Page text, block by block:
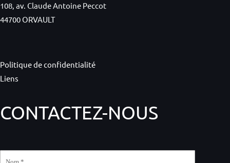
108, av. Claude Antoine Peccot
44700 ORVAULT
Politique de confidentialité
Liens
CONTACTEZ-NOUS